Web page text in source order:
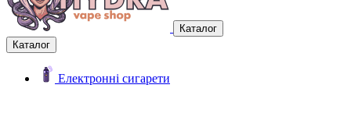
Каталог
Каталог
Електронні сигарети